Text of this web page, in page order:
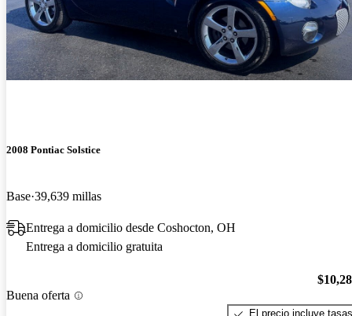
2008 Pontiac Solstice
Base 39,639 millas
Entrega a domicilio desde Coshocton, OH
Entrega a domicilio gratuita
Buena oferta
El precio incluye tasas